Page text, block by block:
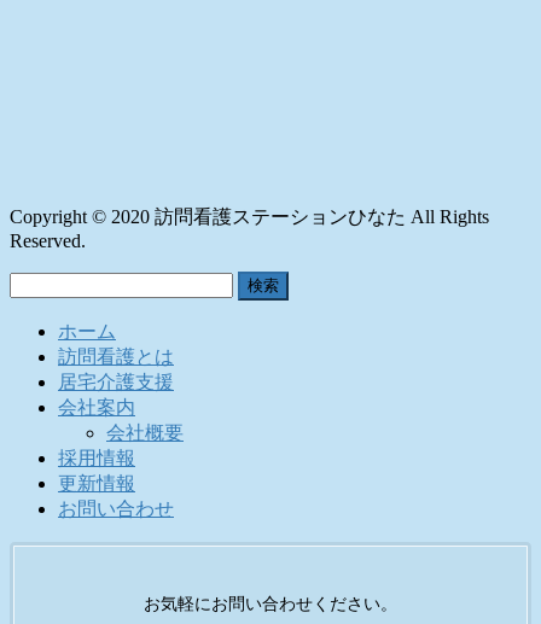
Copyright © 2020 訪問看護ステーションひなた All Rights
Reserved.
ホーム
訪問看護とは
居宅介護支援
会社案内
会社概要
採用情報
更新情報
お問い合わせ
お気軽にお問い合わせください。